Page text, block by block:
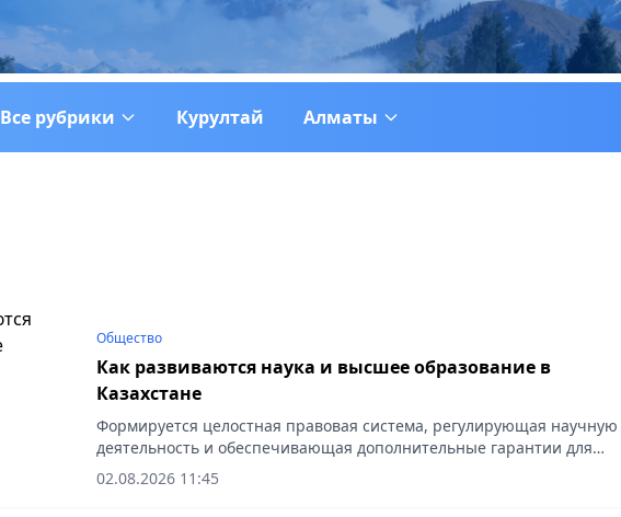
Все рубрики Курултай Алматы
Общество
Как развиваются наука и высшее образование в
Казахстане
Формируется целостная правовая система, регулирующая научную
деятельность и обеспечивающая дополнительные гарантии для
исследовательского сообщества, сообщает корреспондент vapress.kz.
02.08.2026 11:45